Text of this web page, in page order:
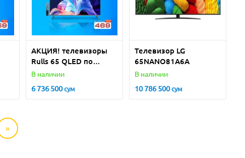
АКЦИЯ! телевизоры
Rulls 65 QLED по
СУПЕРЦЕНЕ!
В наличии
6 736 500сум
Телевизор LG
65NANO81A6A
В наличии
10 786 500сум
»